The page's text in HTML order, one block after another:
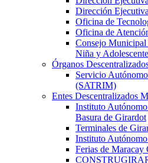
Dirección
Oficina de
Oficina de
Consejo Municipal
Niña y
Órganos
Servicio
(SATRIM)
Entes Descentralizados
Instituto
Basura de Girardot
Terminales de
Instituto
Ferias de Maracay